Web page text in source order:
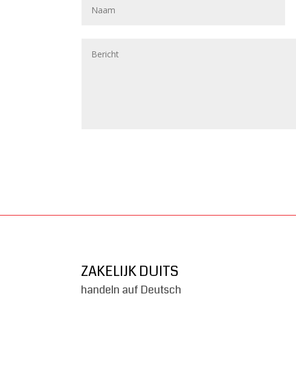
ZAKELIJK DUITS
handeln auf Deutsch